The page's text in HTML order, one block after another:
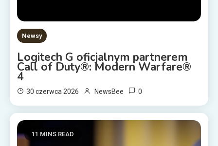
Newsy
Logitech G oficjalnym partnerem
Call of Duty®: Modern Warfare®
4
30 czerwca 2026 NewsBee 0
11 MINS READ